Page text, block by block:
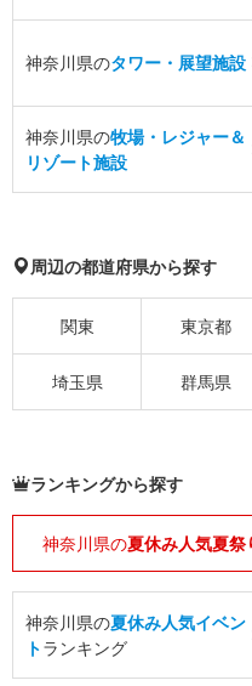
神奈川県のタワー・展望施設
神奈川県の牧場・レジャー＆
リゾート施設
周辺の都道府県から探す
関東 東京都
埼玉県 群馬県
ランキングから探す
神奈川県の夏休み人気夏祭
神奈川県の夏休み人気イベン
トランキング